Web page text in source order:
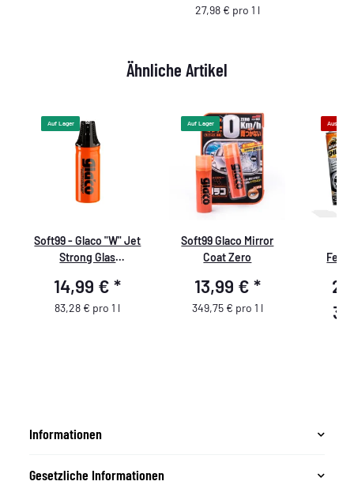
27,98 € pro 1 l
Ähnliche Artikel
Auf Lager
Soft99 - Glaco "W" Jet
Strong Glas
14,99 €*
83,28 € pro 1 l
Auf Lager
Soft99 Glaco Mirror
Coat Zero
13,99 € *
349,75 € pro 1 l
Informationen
Gesetzliche Informationen